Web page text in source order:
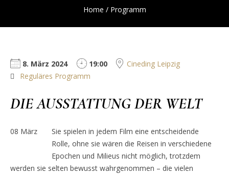
Home / Programm
8. März 2024 19:00
Cineding Leipzig
Reguläres Programm
DIE AUSSTATTUNG DER WELT
08 März
Sie spielen in jedem Film eine entscheidende
Rolle, ohne sie wären die Reisen in verschiedene
Epochen und Milieus nicht möglich, trotzdem
werden sie selten bewusst wahrgenommen – die vielen